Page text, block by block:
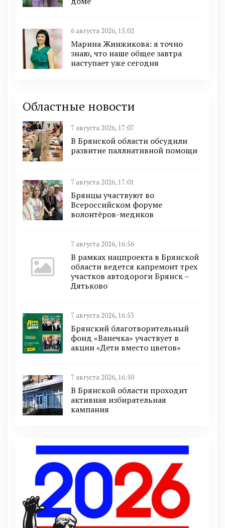
6 августа 2026, 15:02
Марина Жинжикова: я точно
знаю, что наше общее завтра
наступает уже сегодня
Областные новости
7 августа 2026, 17:07
В Брянской области обсудили
развитие паллиативной помощи
7 августа 2026, 17:01
Брянцы участвуют во
Всероссийском форуме
волонтёров-медиков
7 августа 2026, 16:56
В рамках нацпроекта в Брянской
области ведется капремонт трех
участков автодороги Брянск –
Дятьково
7 августа 2026, 16:53
Брянский благотворительный
фонд «Ванечка» участвует в
акции «Дети вместо цветов»
7 августа 2026, 16:50
В Брянской области проходит
активная избирательная
кампания